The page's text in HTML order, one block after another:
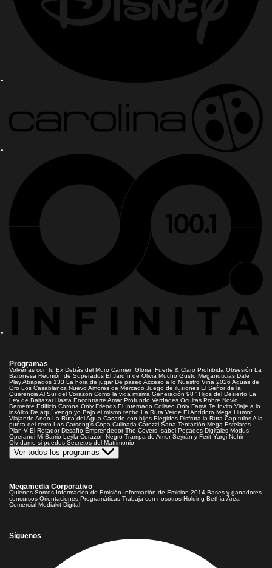
Programas
Volverías con tu Ex Detrás del Muro Carmen Gloria, Fuerte & Claro Prohibida Obsesión La
Baronesa Reunión de Superados El Jardín de Olivia Mucho Gusto Meganoticias Dale
PlayAtrapados 133 La hora de jugar De paseoAcceso a lo Nuestro Viña 2026 Aguas de
Oro Los Casablanca Nuevo Amores de Mercado Juego de ilusiones El Señor de la
Querencia Al Sur del Corazón Como la vida misma Generación 98 ' Hijos del Desierto La
Ley de Baltazar Hasta Encontrarte Amar Profundo Verdades Ocultas Pobre Novio
Demente Edificio Corona Only Friends El Internado Coliseo Only Fama Te Invito Viaje a lo
insólito De aquí vengo yo Bajo el mismo techo La Ruta Verde El Antídoto Mega Humor
Viajando Ando La Ruta del Agua Casado con hijos Elegidos Disfruta la Ruta CapítulosA la
punta del cerro Los Carsong's Copa Culinaria Carozzi Sana Tentación Mega Estelares
Plan V El Retador Desafío Emprendedor The Covers Isabel Pecados Digitales Modus
Operandi Mi Barrio Leyla Corazón Negro Trampa de Amor Seyrán y Ferit Yargi Nehir
Olvídame si puedes Secretos del Matrimonio
Ver todos los programas
Megamedia Corporativo
Quienes Somos Información de Emisión Información de Emisión 2014 Bases y ganadores
concursos Orientaciones Programáticas Trabaja con nosotros Holding Bethia Área
Comercial Mediakit Digital
Síguenos